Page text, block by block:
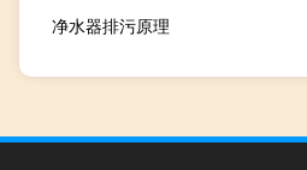
净水器排污原理